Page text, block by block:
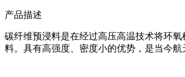
产品描述
碳纤维预浸料是在经过高压高温技术将环
料。具有高强度、密度小的优势，是当今